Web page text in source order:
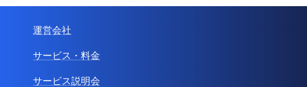
運営会社
サービス・料金
サービス説明会